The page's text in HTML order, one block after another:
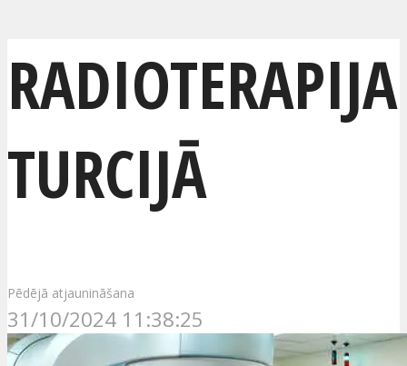
RADIOTERAPIJA
TURCIJĀ
Pēdējā atjaunināšana
31/10/2024 11:38:25